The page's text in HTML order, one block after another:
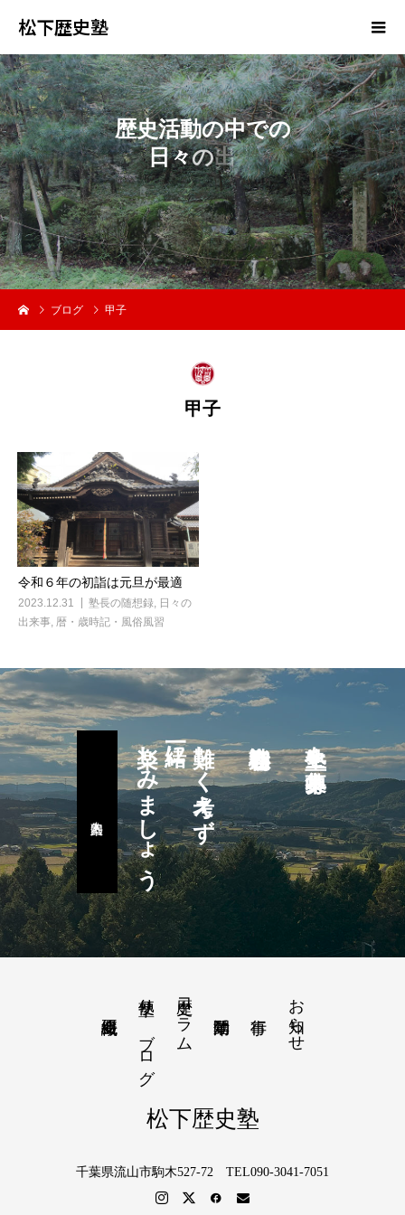
松下歴史塾
歴史活動の中での
日々の出来事
ブログ 甲子
甲子
令和６年の初詣は元旦が最適
2023.12.31 塾長の随想録, 日々の
出来事, 暦・歳時記・風俗風習
塾生を募集中
難しく考えず
一緒に
楽しみましょう
お知らせ
歴史コラム
塾便り－ブログ
松下歴史塾
千葉県流山市駒木527-72 TEL090-3041-7051